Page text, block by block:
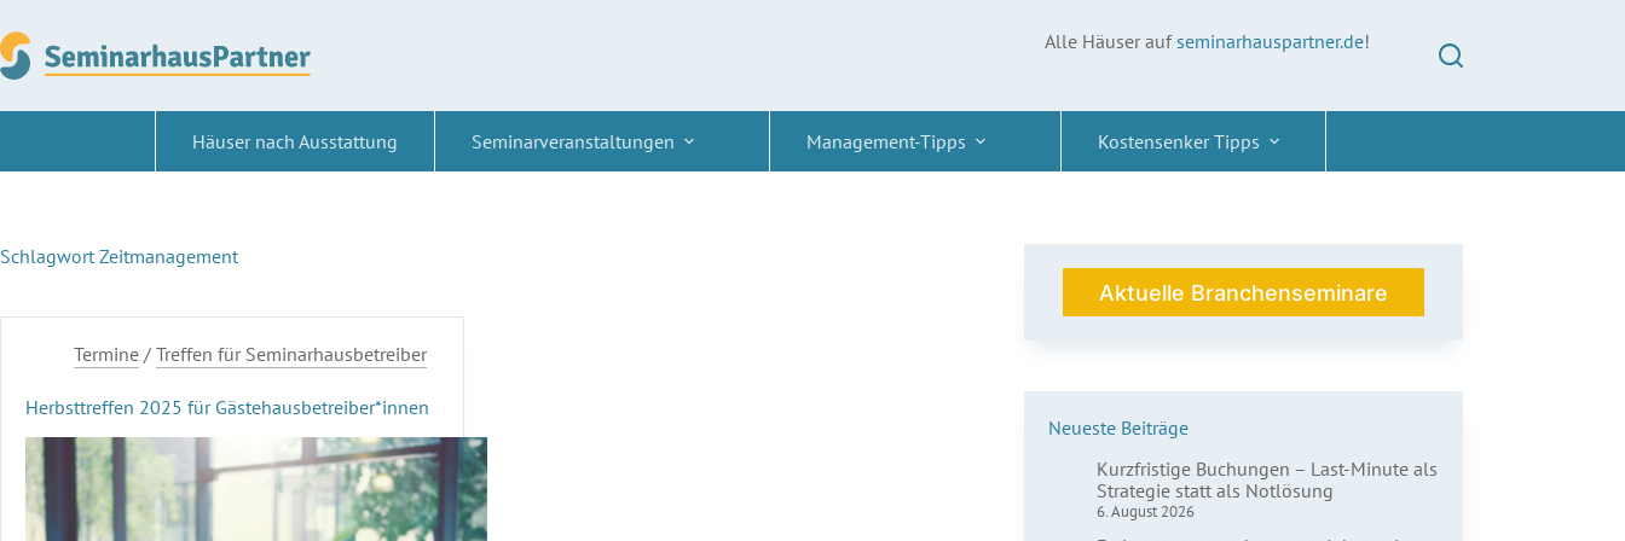
Inhalt
springen
Alle Häuser aufseminarhauspartner.de!
Häuser nach Ausstattung Seminarveranstaltungen Management-Tipps Kostensenker Tipps
SchlagwortZeitmanagement
Termine / Treffen für Seminarhausbetreiber
Herbsttreffen 2025 für Gästehausbetreiber*innen
Aktuelle Branchenseminare
Neueste Beiträge
Kurzfristige Buchungen – Last-Minute als
Strategie statt als Notlösung
6. August 2026